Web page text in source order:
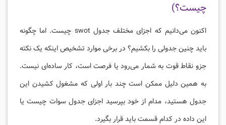
چیست؟)
اکنون می‌دانیم که اجزای مختلف جدول swot چیست. اما چگونه
باید چنین جدولی را بکشیم؟ در برخی موارد تشخیص اینکه یک نکته
جزو نقاط قوت به شمار می‌رود یا فرصت است، کار ساده‌ای نیست.
به همین دلیل ممکن است چند بار اولی که مشغول کشیدن این
جدول هستید، مدام از خود بپرسید اجزای جدول سوات چیست یا
این داده در کدام قسمت باید قرار بگیرد.